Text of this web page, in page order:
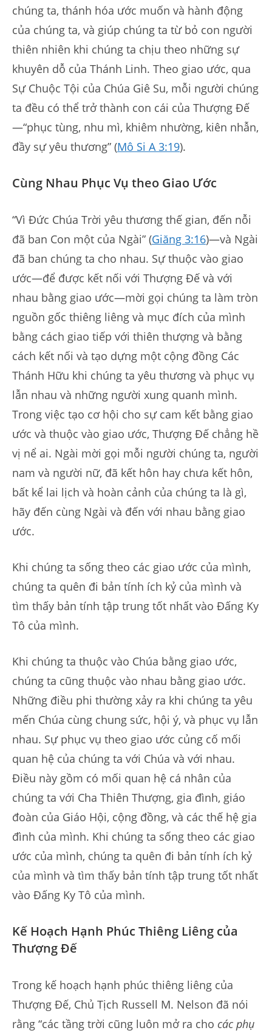
chúng ta, thánh hóa ước muốn và hành động
của chúng ta, và giúp chúng ta từ bỏ con người
thiên nhiên khi chúng ta chịu theo những sự
khuyên dỗ của Thánh Linh. Theo giao ước, qua
Sự Chuộc Tội của Chúa Giê Su, mỗi người chúng
ta đều có thể trở thành con cái của Thượng Đế
—“phục tùng, nhu mì, khiêm nhường, kiên nhẫn,
đầy sự yêu thương” (Mô Si A 3:19).
Cùng Nhau Phục Vụ theo Giao Ước
“Vì Đức Chúa Trời yêu thương thế gian, đến nỗi
đã ban Con một của Ngài” (Giăng 3:16)—và Ngài
đã ban chúng ta cho nhau. Sự thuộc vào giao
ước—để được kết nối với Thượng Đế và với
nhau bằng giao ước—mời gọi chúng ta làm tròn
nguồn gốc thiêng liêng và mục đích của mình
bằng cách giao tiếp với thiên thượng và bằng
cách kết nối và tạo dựng một cộng đồng Các
Thánh Hữu khi chúng ta yêu thương và phục vụ
lẫn nhau và những người xung quanh mình.
Trong việc tạo cơ hội cho sự cam kết bằng giao
ước và thuộc vào giao ước, Thượng Đế chẳng hề
vị nể ai. Ngài mời gọi mỗi người chúng ta, người
nam và người nữ, đã kết hôn hay chưa kết hôn,
bất kể lai lịch và hoàn cảnh của chúng ta là gì,
hãy đến cùng Ngài và đến với nhau bằng giao
ước.
Khi chúng ta sống theo các giao ước của mình,
chúng ta quên đi bản tính ích kỷ của mình và
tìm thấy bản tính tập trung tốt nhất vào Đấng Ky
Tô của mình.
Khi chúng ta thuộc vào Chúa bằng giao ước,
chúng ta cũng thuộc vào nhau bằng giao ước.
Những điều phi thường xảy ra khi chúng ta yêu
mến Chúa cùng chung sức, hội ý, và phục vụ lẫn
nhau. Sự phục vụ theo giao ước củng cố mối
quan hệ của chúng ta với Chúa và với nhau.
Điều này gồm có mối quan hệ cá nhân của
chúng ta với Cha Thiên Thượng, gia đình, giáo
đoàn của Giáo Hội, cộng đồng, và các thế hệ gia
đình của mình. Khi chúng ta sống theo các giao
ước của mình, chúng ta quên đi bản tính ích kỷ
của mình và tìm thấy bản tính tập trung tốt nhất
vào Đấng Ky Tô của mình.
Kế Hoạch Hạnh Phúc Thiêng Liêng của
Thượng Đế
Trong kế hoạch hạnh phúc thiêng liêng của
Thượng Đế, Chủ Tịch Russell M. Nelson đã nói
rằng “các tầng trời cũng luôn mở ra cho các phụ